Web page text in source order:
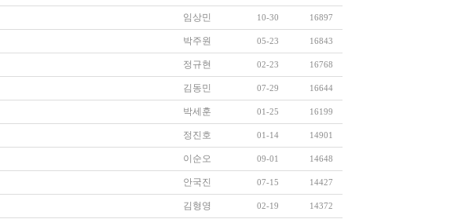
임상민 10-30 16897
박주원 05-23 16843
정규현 02-23 16768
김동민 07-29 16644
박세훈 01-25 16199
정진호 01-14 14901
이순오 09-01 14648
안국진 07-15 14427
김형영 02-19 14372